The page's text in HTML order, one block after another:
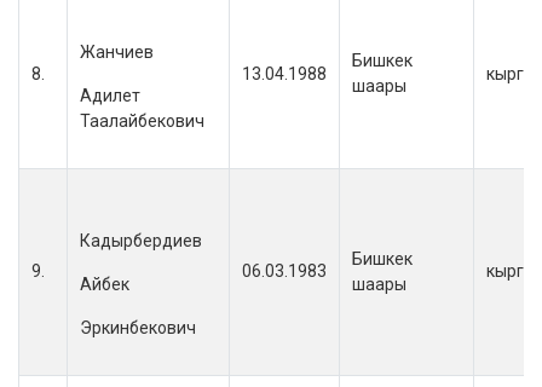
8.
Жанчиев
Адилет
Таалайбекович
13.04.1988
Бишкек
шаары
9.
Кадырбердиев
Айбек
Эркинбекович
06.03.1983
Бишкек
шаары